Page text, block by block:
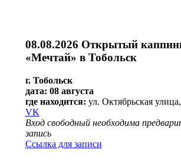
08.08.2026 Открытый
«Мечтай» в Тобольск
г. Тобольск
дата: 08 августа
где находится: ул. Октябрьская
VK
Вход свободный необходима
запись
Ссылка для записи